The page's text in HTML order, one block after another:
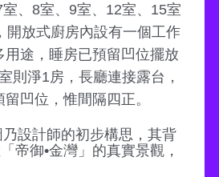
、8室、9室、12室、15室
開放式廚房內設有一個工作
用途，睡房已預留凹位擺放
則淨1房，長廳連接露台，
凹位，惟間隔四正。
設計師的初步構思，其背
帝御•金灣」的真實景觀，